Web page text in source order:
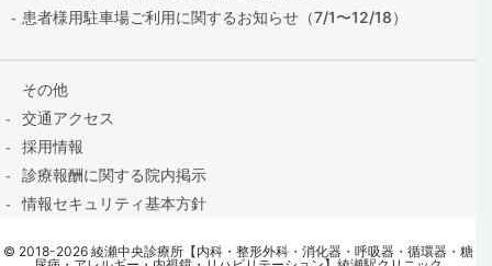
患者様用駐車場ご利用に関するお知らせ（7/1〜12/18）
その他
交通アクセス
採用情報
診療報酬に関する院内掲示
情報セキュリティ基本方針
contact@ayase-med.com
© 2018-2026 綾瀬中央診療所【内科・整形外科・消化器・呼吸器・循環器・糖